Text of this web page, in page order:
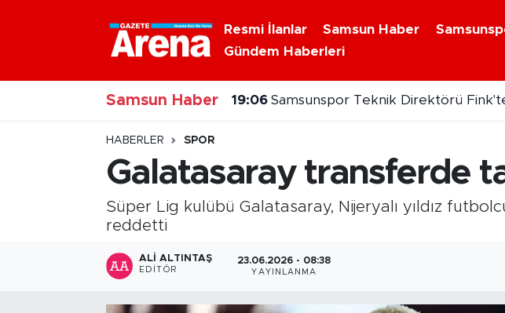
Resmi İlanlar Samsun Haber
Gündem Haberleri
Samsun Haber
HABERLER SPOR
Galatasaray transferde
Süper Lig kulübü Galatasaray, Nijeryalı yıldız
reddetti
ALI ALTINTAŞ
EDITÖR
23.06.2026 - 08:38
YAYINLANMA
Nöbetçi Eczaneler
Hava Durumu
Samsun Namaz Vakitleri
Trafik Durumu
Süper Lig Puan Durumu ve Fikstür
Tüm Manşetler